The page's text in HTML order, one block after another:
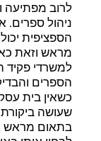
לרוב מפתיעה
ניהול ספרים.
הספציפית
מראש וזאת
למשרדי פקיד
הספרים
כשאין בית
שעושה
בתאום מראש